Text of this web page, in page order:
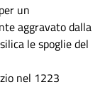
un
aggravato dalla
le spoglie del
nel 1223